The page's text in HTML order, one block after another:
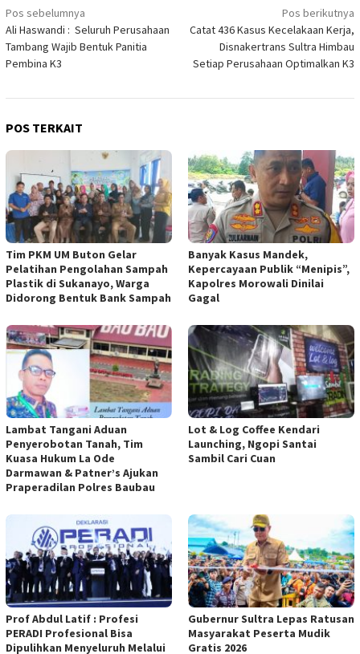
Navigasi
pos
Pos sebelumnya
Ali Haswandi : Seluruh Perusahaan
Tambang Wajib Bentuk Panitia
Pembina K3
Pos berikutnya
Catat 436 Kasus Kecelakaan Kerja,
Disnakertrans Sultra Himbau
Setiap Perusahaan Optimalkan K3
POS TERKAIT
Tim PKM UM Buton Gelar
Pelatihan Pengolahan Sampah
Plastik di Sukanayo, Warga
Didorong Bentuk Bank Sampah
Banyak Kasus Mandek,
Kepercayaan Publik “Menipis”,
Kapolres Morowali Dinilai
Gagal
Lambat Tangani Aduan
Penyerobotan Tanah, Tim
Kuasa Hukum La Ode
Darmawan & Patner’s Ajukan
Praperadilan Polres Baubau
Lot & Log Coffee Kendari
Launching, Ngopi Santai
Sambil Cari Cuan
Prof Abdul Latif : Profesi
PERADI Profesional Bisa
Dipulihkan Menyeluruh Melalui
Gubernur Sultra Lepas Ratusan
Masyarakat Peserta Mudik
Gratis 2026